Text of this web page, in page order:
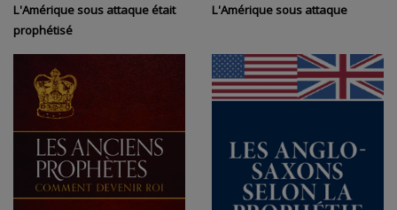
L'Amérique sous attaque était
prophétisé
L'Amérique sous attaque